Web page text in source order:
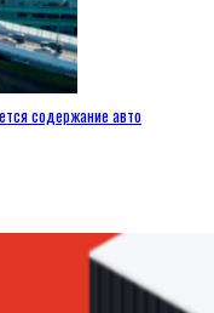
содержание авто